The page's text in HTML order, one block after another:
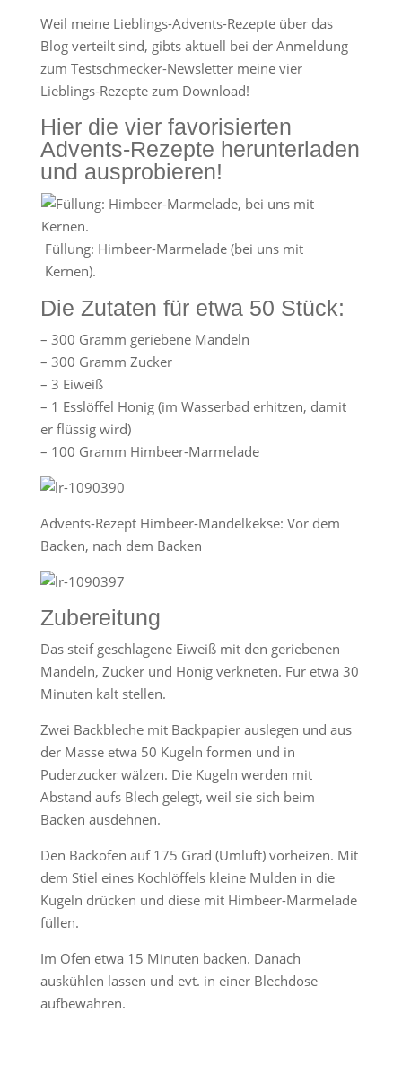
Weil meine Lieblings-Advents-Rezepte über das
Blog verteilt sind, gibts aktuell bei der Anmeldung
zum Testschmecker-Newsletter meine vier
Lieblings-Rezepte zum Download!
Hier die vier favorisierten
Advents-Rezepte herunterladen
und ausprobieren!
Füllung: Himbeer-Marmelade (bei uns mit
Kernen).
Die Zutaten für etwa 50 Stück:
– 300 Gramm geriebene Mandeln
– 300 Gramm Zucker
– 3 Eiweiß
– 1 Esslöffel Honig (im Wasserbad erhitzen, damit
er flüssig wird)
– 100 Gramm Himbeer-Marmelade
Advents-Rezept Himbeer-Mandelkekse: Vor dem
Backen, nach dem Backen
Zubereitung
Das steif geschlagene Eiweiß mit den geriebenen
Mandeln, Zucker und Honig verkneten. Für etwa 30
Minuten kalt stellen.
Zwei Backbleche mit Backpapier auslegen und aus
der Masse etwa 50 Kugeln formen und in
Puderzucker wälzen. Die Kugeln werden mit
Abstand aufs Blech gelegt, weil sie sich beim
Backen ausdehnen.
Den Backofen auf 175 Grad (Umluft) vorheizen. Mit
dem Stiel eines Kochlöffels kleine Mulden in die
Kugeln drücken und diese mit Himbeer-Marmelade
füllen.
Im Ofen etwa 15 Minuten backen. Danach
auskühlen lassen und evt. in einer Blechdose
aufbewahren.